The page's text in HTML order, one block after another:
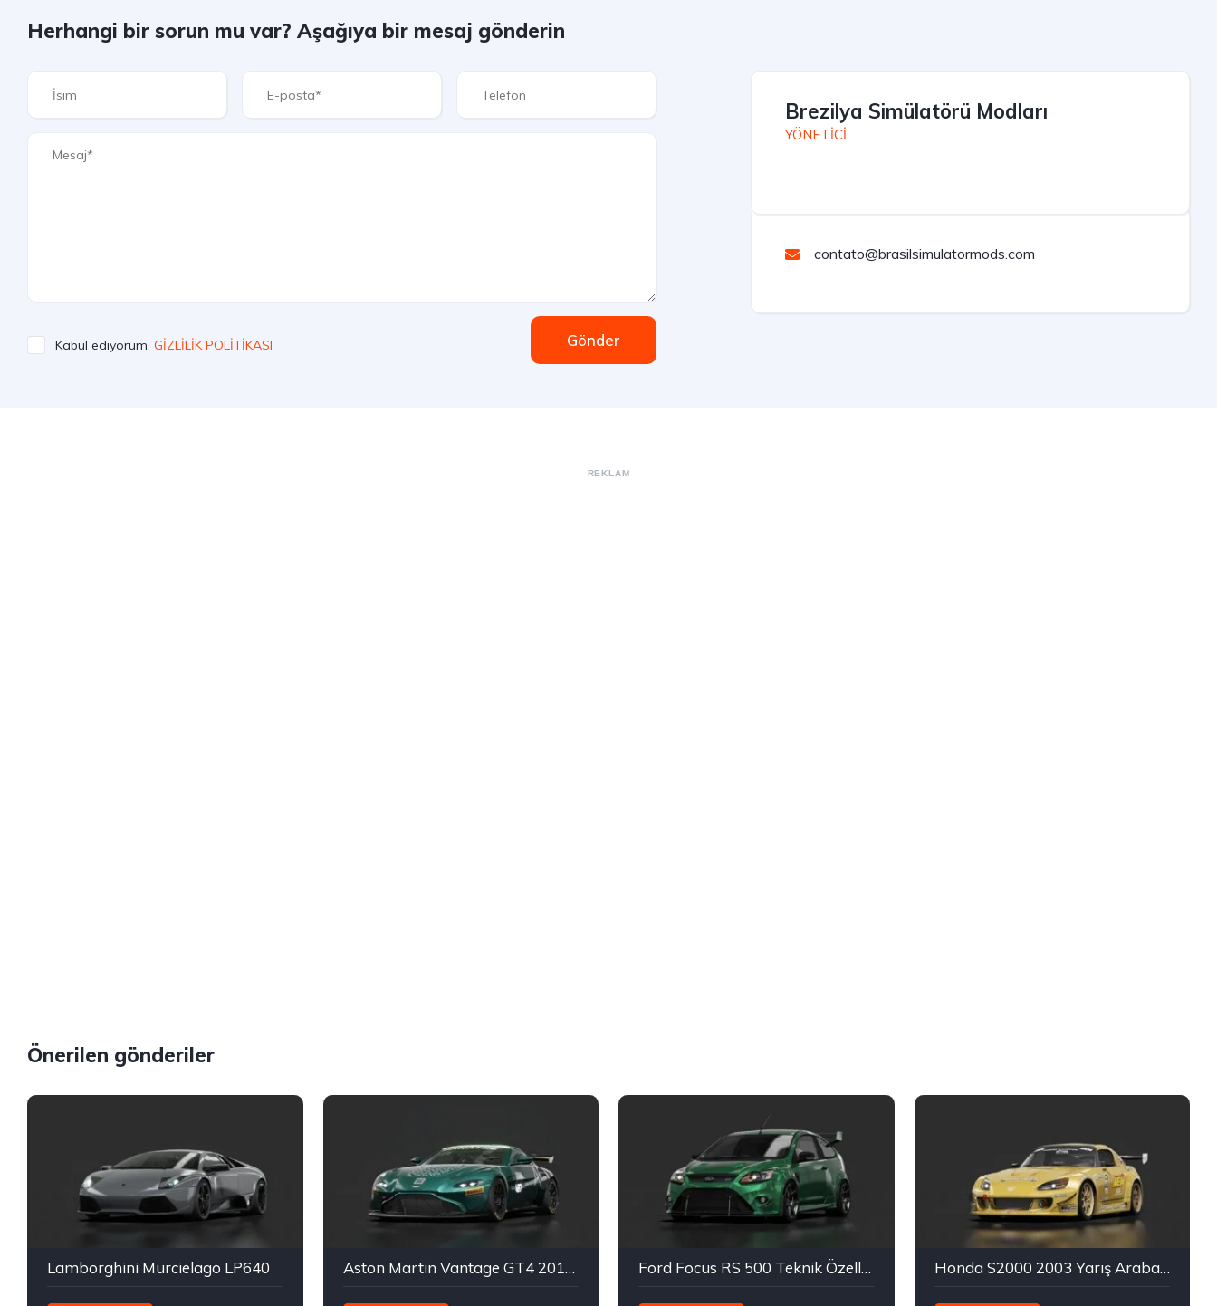
Herhangi bir sorun mu var? Aşağıya bir mesaj gönderin
Kabul ediyorum. GİZLİLİK POLİTİKASI Gönder
Brezilya Simülatörü Modları
YÖNETİCİ
contato@brasilsimulatormods.com
REKLAM
Önerilen gönderiler
Lamborghini Murcielago LP640 Aston Martin Vantage GT4 2019 - ACF GT4 Ford Focus RS 500 Teknik Özellikleri Honda S2000 2003 Yarış Arabası